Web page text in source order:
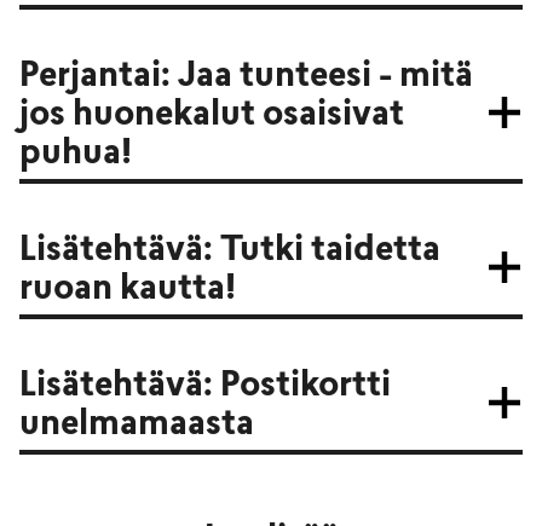
Perjantai: Jaa tunteesi - mitä
jos huonekalut osaisivat
puhua!
Lisätehtävä: Tutki taidetta
ruoan kautta!
Lisätehtävä: Postikortti
unelmamaasta